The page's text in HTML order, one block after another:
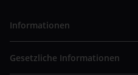
Informationen
Gesetzliche Informationen